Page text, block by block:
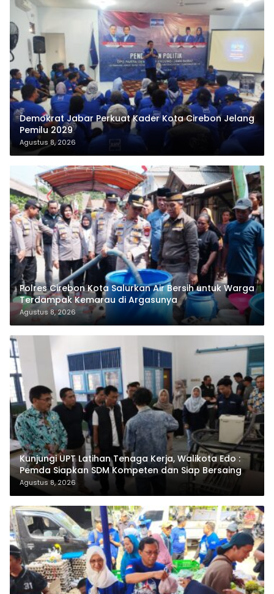
Demokrat Jabar Perkuat Kader Kota Cirebon Jelang
Pemilu 2029
Agustus 8, 2026
Polres Cirebon Kota Salurkan Air Bersih untuk Warga
Terdampak Kemarau di Argasunya
Agustus 8, 2026
Kunjungi UPT Latihan Tenaga Kerja, Walikota Edo :
Pemda Siapkan SDM Kompeten dan Siap Bersaing
Agustus 8, 2026